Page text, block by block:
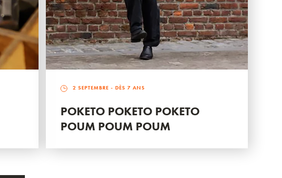
2 SEPTEMBRE - DÈS 7 ANS
POKETO POKETO POKETO
POUM POUM POUM